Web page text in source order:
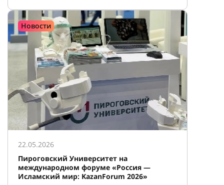
Новости
22.05.2026
Пироговский Университет на
международном форуме «Россия —
Исламский мир: KazanForum 2026»